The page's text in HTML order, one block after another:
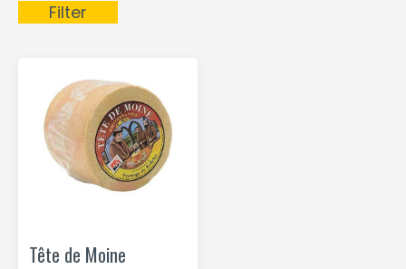
Filter
Tête de Moine